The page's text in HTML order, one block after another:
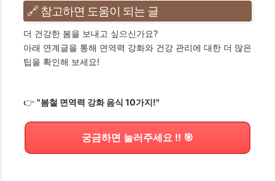
🔗 참고하면 도움이 되는 글
더 건강한 봄을 보내고 싶으신가요?
아래 연계글을 통해 면역력 강화와 건강 관리에 대한 더 많은
팁을 확인해 보세요!
👉 "봄철 면역력 강화 음식 10가지!"
궁금하면 눌러주세요 !! 🎯